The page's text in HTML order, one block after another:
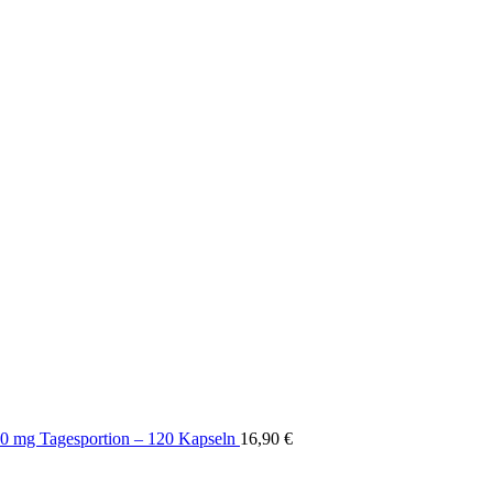
mg Tagesportion – 120 Kapseln 16,90 €